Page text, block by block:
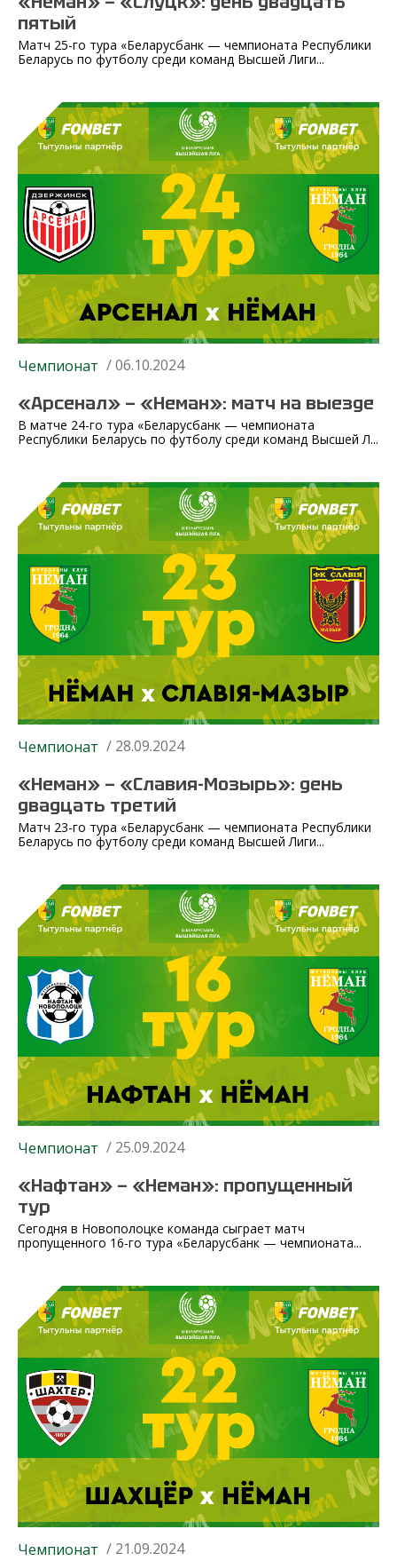
пятый
Матч 25-го тура «Беларусбанк — чемпионата Республики
Беларусь по футболу среди команд Высшей Лиги...
Чемпионат / 06.10.2024
«Арсенал» — «Неман»: матч на выезде
В матче 24-го тура «Беларусбанк — чемпионата
Республики Беларусь по футболу среди команд Высшей Л...
Чемпионат / 28.09.2024
«Неман» — «Славия-Мозырь»: день
двадцать третий
Матч 23-го тура «Беларусбанк — чемпионата Республики
Беларусь по футболу среди команд Высшей Лиги...
Чемпионат / 25.09.2024
«Нафтан» — «Неман»: пропущенный
тур
Сегодня в Новополоцке команда сыграет матч
пропущенного 16-го тура «Беларусбанк — чемпионата...
Чемпионат / 21.09.2024